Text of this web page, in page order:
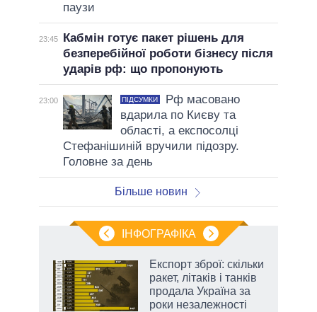
паузи
23:45
Кабмін готує пакет рішень для
безперебійної роботи бізнесу після
ударів рф: що пропонують
23:00 ПІДСУМКИ
Рф масовано
вдарила по Києву та
області, а експосолці
Стефанішиній вручили підозру.
Головне за день
Більше новин
ІНФОГРАФІКА
Експорт зброї: скільки
ракет, літаків і танків
продала Україна за
роки незалежності